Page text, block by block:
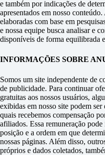
e também por indicações de
apresentados em nosso
elaboradas com base em
e nossa equipe busca analisar e
disponíveis de forma equilibrada
INFORMAÇÕES SOBRE
Somos um site independente de
de publicidade. Para continuar
gratuitas aos nossos usuários,
exibidas em nosso site podem ser
quais recebemos compensação
afiliados. Essa remuneração
posição e a ordem em que
nossas páginas. Além disso,
próprios e dados coletados,